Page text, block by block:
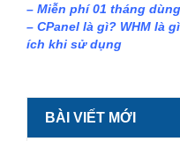
– Miễn phí 01 tháng
– CPanel là gì? WHM là
ích khi sử dụng
BÀI VIẾT MỚI